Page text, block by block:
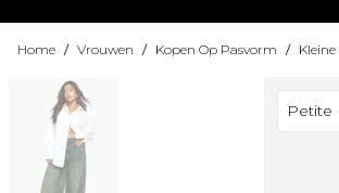
Home / Vrouwen / Kopen Op Pasvorm /
Petite